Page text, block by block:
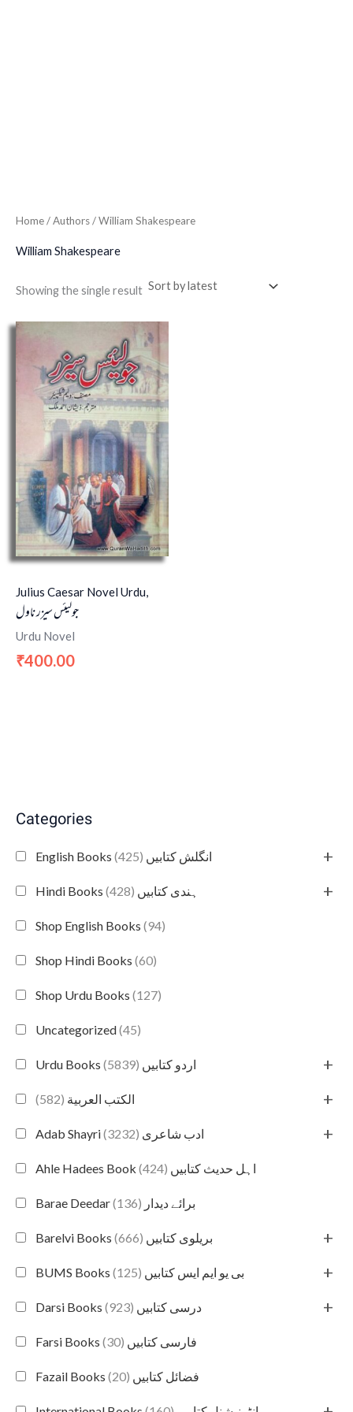
Categories
English Books انگلش کتابیں (425) +
Hindi Books ہندی کتابیں (428) +
Shop English Books (94)
Shop Hindi Books (60)
Shop Urdu Books (127)
Uncategorized(45)
Urdu Books اردو کتابیں (5839) +
الكتب العربية (582) +
Adab Shayri ادب شاعری (3232) +
Ahle Hadees Book اہل حدیث کتابیں (424)
Barae Deedar برائے دیدار (136)
Barelvi Books بریلوی کتابیں (666) +
BUMS Books بی یو ایم ایس کتابیں (125) +
Darsi Books درسی کتابیں (923) +
Farsi Books فارسی کتابیں (30)
Fazail Books فضائل کتابیں (20)
Home/ Authors / William Shakespeare
William Shakespeare
Showing the single result
Julius Caesar Novel Urdu,
جولیئس سیزر ناول
Urdu Novel
₹400.00